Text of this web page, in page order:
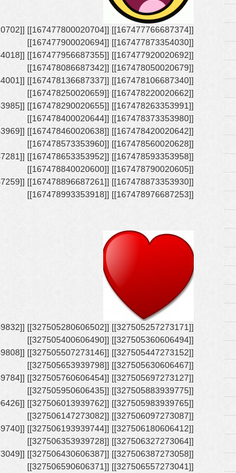
[[167477873354030]] [[167477900020694]]
[[167478050020679]] [[167478086687342]]
[[167478220020662]] [[167478250020659]]
[[167478373353980]] [[167478400020644]]
[[167478560020628]] [[167478573353960]]
[[167478790020605]] [[167478840020600]]
[[167478976687253]] [[167478993353918]]
[[327505360606494]] [[327505400606490]]
[[327505630606467]] [[327505653939798]]
[[327505883939775]] [[327505950606435]]
[[327506097273087]] [[327506147273082]]
[[327506327273064]] [[327506353939728]]
[[327506557273041]] [[327506590606371]]